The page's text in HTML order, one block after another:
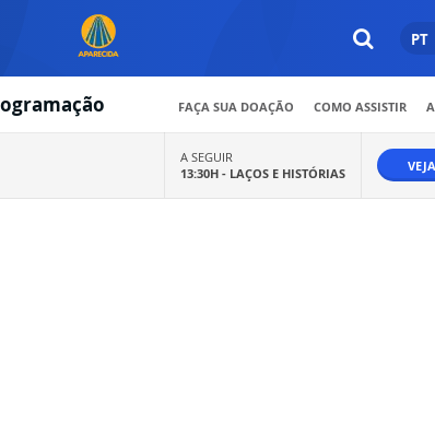
PT
FAÇA SUA DOAÇÃO COMO ASSISTIR
A SEGUIR
13:30H - LAÇOS E HISTÓRIAS